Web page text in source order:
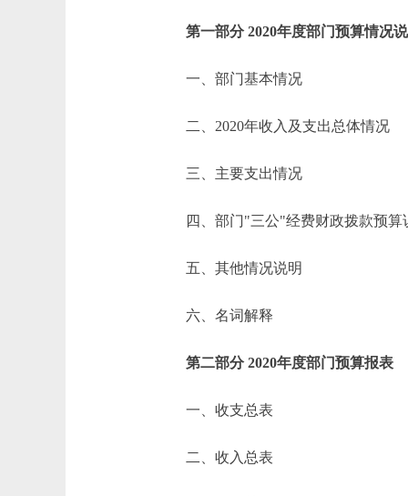
第一部分 2020年度部门预算情况说
一、部门基本情况
二、2020年收入及支出总体情况
三、主要支出情况
四、部门"三公"经费财政拨款预算
五、其他情况说明
六、名词解释
第二部分 2020年度部门预算报表
一、收支总表
二、收入总表